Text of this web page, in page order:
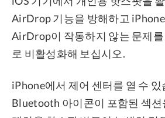
AirDrop 기능을 방해하고
AirDrop이 작동하지 않는 문제를
로 비활성화해 보십시오.
iPhone에서 제어 센터를 열 수
Bluetooth 아이콘이 포함된 섹션